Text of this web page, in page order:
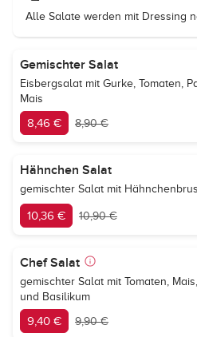
Alle Salate werden mit Dressing
Gemischter Salat
Eisbergsalat mit Gurke, Tomaten,
Mais
8,46 € 8,90 €
Hähnchen Salat
gemischter Salat mit
10,36 € 10,90 €
Chef Salat
gemischter Salat mit Tomaten,
und Basilikum
9,40 € 9,90 €